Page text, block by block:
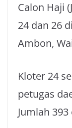
Calon Haji
24 dan 26
Ambon,
Kloter 24
petugas
Jumlah